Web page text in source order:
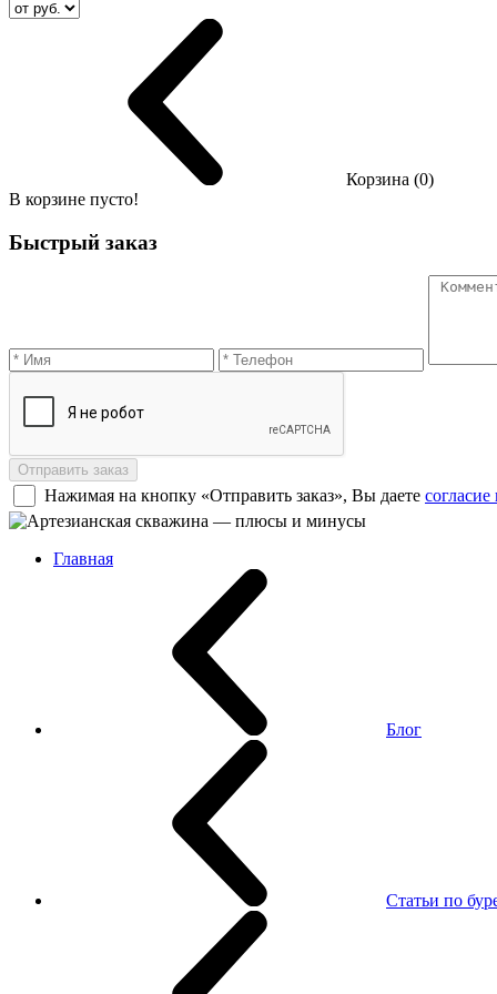
Корзина (0)
В корзине пусто!
Быстрый заказ
Отправить заказ
Нажимая на кнопку «Отправить заказ», Вы даете
Главная
Блог
Статьи по